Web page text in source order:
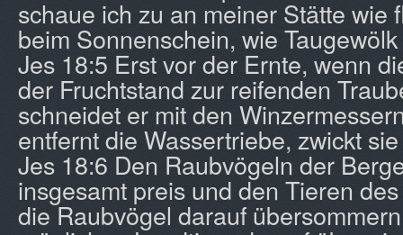
schaue ich zu an meiner Stätte wie
beim Sonnenschein, wie
Jes 18:5 Erst vor der Ernte, wenn
der Fruchtstand zur reifenden
schneidet er mit den
entfernt die Wassertriebe, zwickt
Jes 18:6 Den Raubvögeln der
insgesamt preis und den Tieren
die Raubvögel darauf